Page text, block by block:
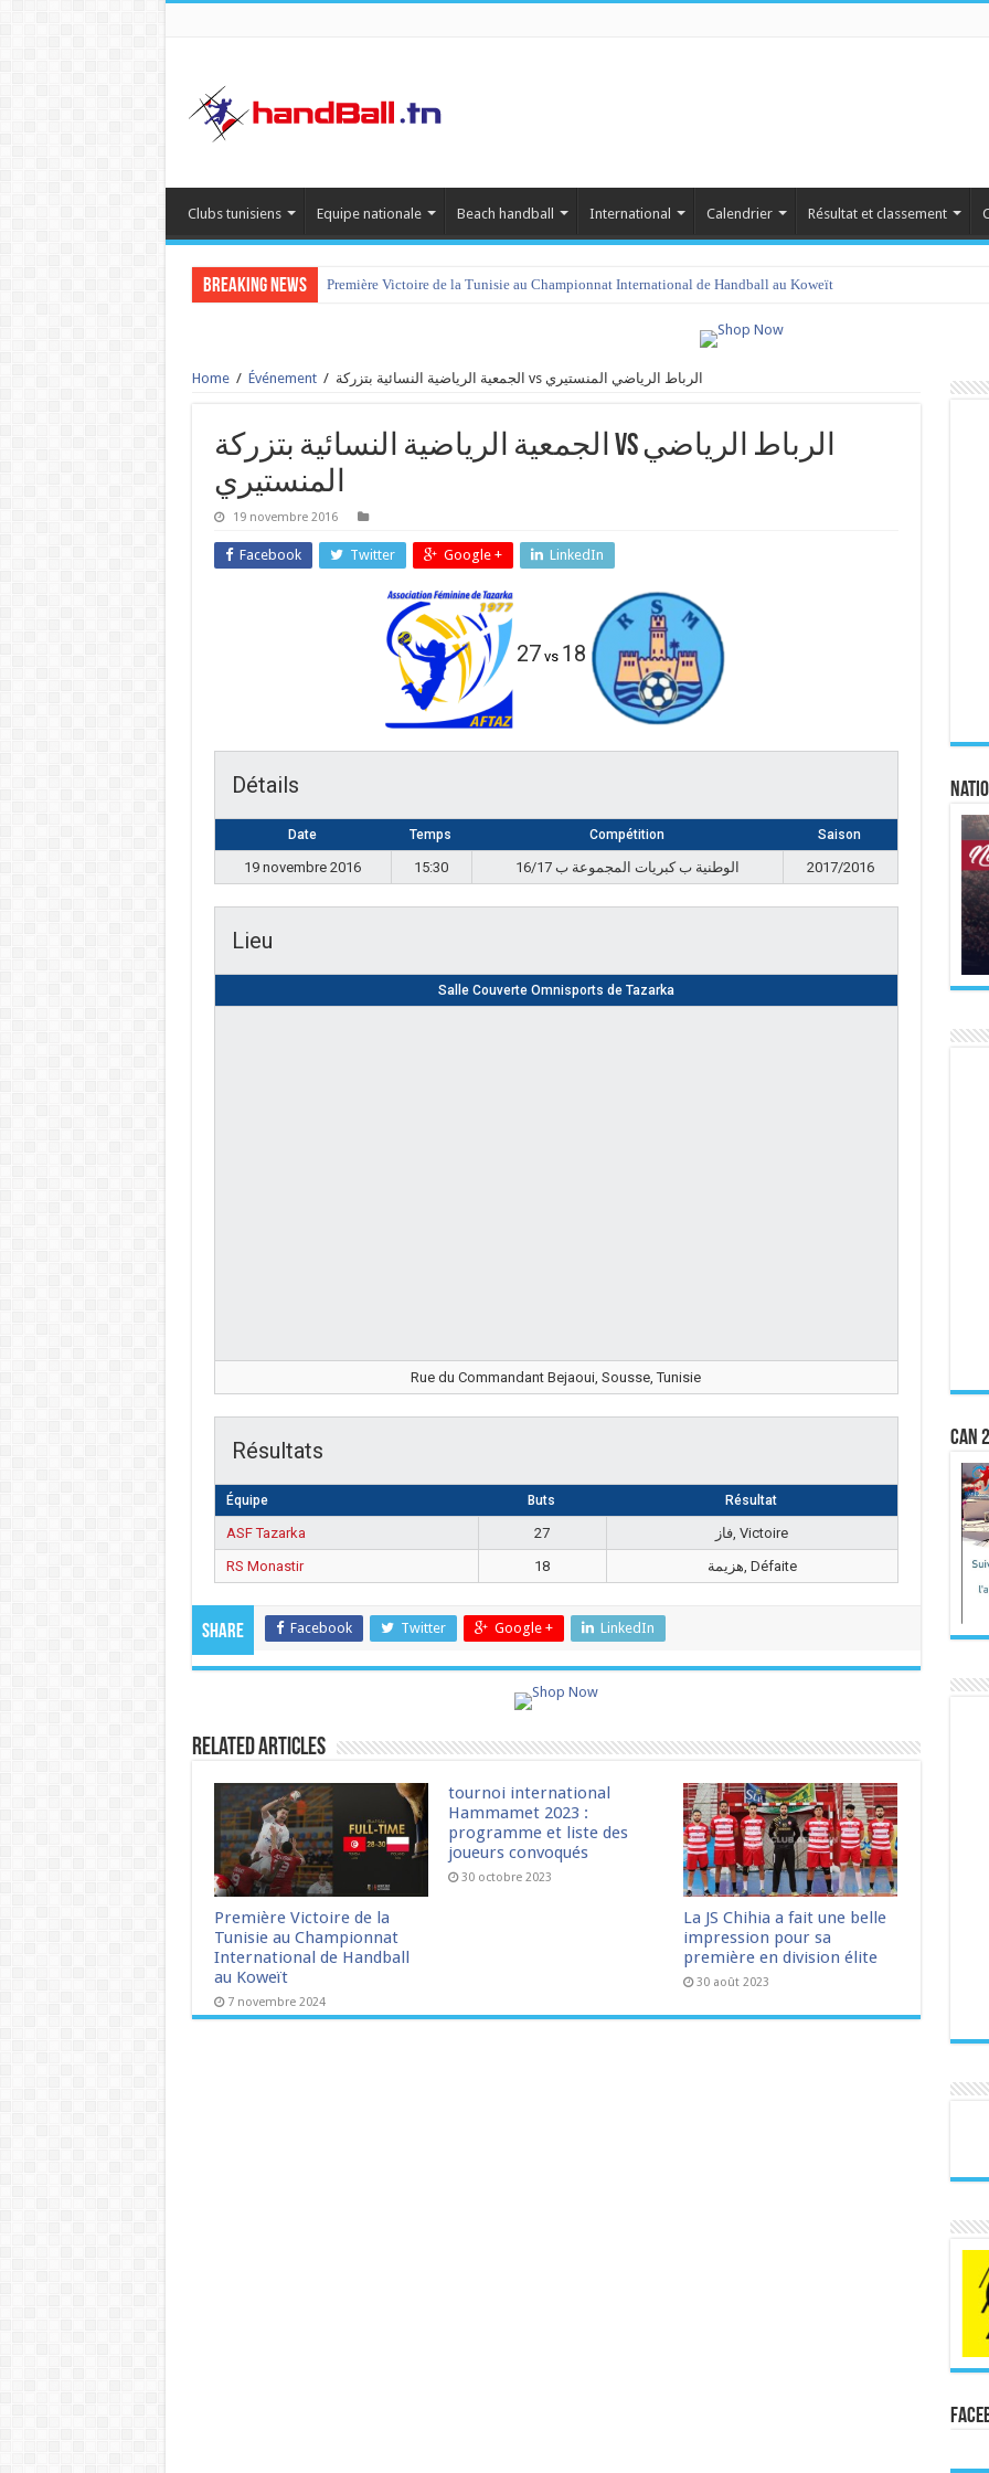
Clubs tunisiens Equipe nationale Beach handball International Calendrier Résultat et classement
Breaking News Première Victoire de la Tunisie au Championnat International de Handball au Koweït
Home / Événement / الجمعية الرياضية النسائية بتزركة vs الرباط الرياضي المنستيري
الجمعية الرياضية النسائية بتزركة vs الرباط الرياضي
المنستيري
19 novembre 2016
Facebook Twitter Google + LinkedIn
27 vs 18
Détails
Date Temps Compétition Saison
19 novembre 2016 15:30 الوطنية ب كبريات المجموعة ب 16/17 2017/2016
Lieu
Salle Couverte Omnisports de Tazarka
Rue du Commandant Bejaoui, Sousse, Tunisie
Résultats
Équipe Buts Résultat
ASF Tazarka 27
فاز, Victoire
RS Monastir
18 هزيمة, Défaite
Share Facebook Twitter Google + LinkedIn
Related Articles
Première Victoire de la
Tunisie au Championnat
International de Handball
au Koweït
7 novembre 2024
tournoi international
Hammamet 2023 :
programme et liste des
joueurs convoqués
30 octobre 2023
La JS Chihia a fait une belle
impression pour sa
première en division élite
30 août 2023
CAN